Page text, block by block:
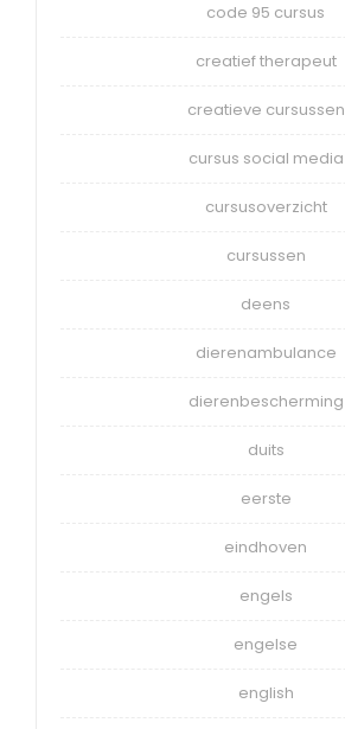
code 95 cursus
creatief therapeut
creatieve cursussen
cursus social media
cursusoverzicht
cursussen
deens
dierenambulance
dierenbescherming
duits
eerste
eindhoven
engels
engelse
english